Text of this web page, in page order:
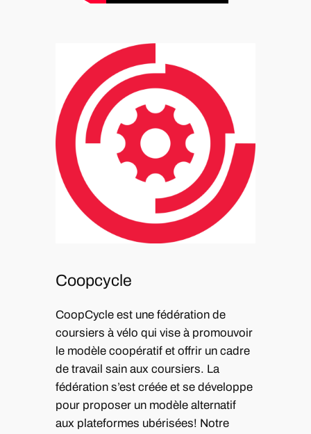
Coopcycle
CoopCycle est une fédération de
coursiers à vélo qui vise à promouvoir
le modèle coopératif et offrir un cadre
de travail sain aux coursiers. La
fédération s’est créée et se développe
pour proposer un modèle alternatif
aux plateformes ubérisées! Notre